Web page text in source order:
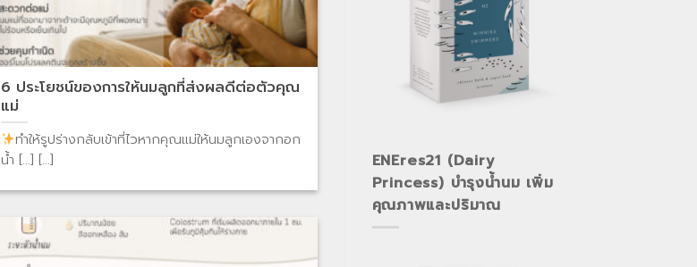
6 ประโยชน์ของการให้นมลูกที่ส่งผลดีต่อตัวคุณ
แม่
ทำให้รูปร่างกลับเข้าที่ไวหากคุณแม่ให้นมลูกเองจากอก
น้ำ [...] [...]
ENEres21 (Dairy
Princess) บำรุงน้ำนม เพิ่ม
คุณภาพและปริมาณ